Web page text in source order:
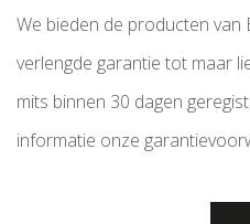
We bieden de producten van
verlengde garantie tot maar
mits binnen 30 dagen
informatie onze